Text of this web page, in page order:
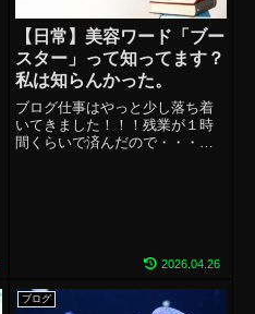
【日常】美容ワード「ブー
スター」って知ってます？
私は知らんかった。
ブログ仕事はやっと少し落ち着
いてきました！！！残業が１時
間くらいで済んだので・・・と
2026.04.26
ブログ